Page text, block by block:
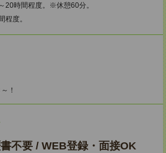
時間程度。※休憩60分。
程度。
！
不要 / WEB登録・面接OK